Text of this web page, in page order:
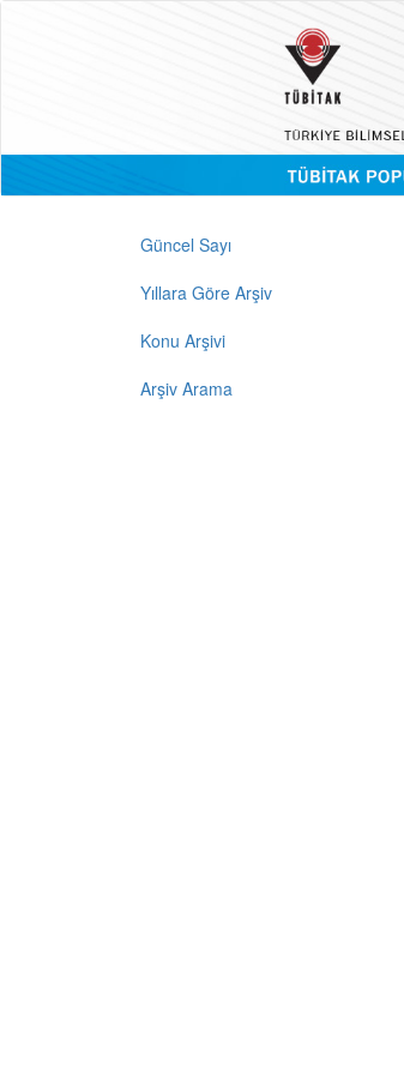
Güncel Sayı
Yıllara Göre Arşiv
Konu Arşivi
Arşiv Arama